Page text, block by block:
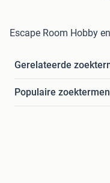
Escape Room Hobby
Gerelateerde
Populaire zoektermen